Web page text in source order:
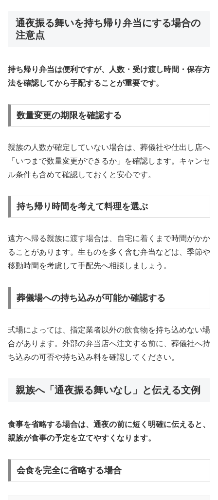
通夜振る舞いを持ち帰り弁当にする場合の
注意点
持ち帰り弁当は便利ですが、人数・受け渡し時間・保存方
法を確認してから手配することが重要です。
数量変更の期限を確認する
親族の人数が確定していない場合は、葬儀社や仕出し店へ
「いつまで数量変更ができるか」を確認します。キャンセ
ル条件も含めて確認しておくと安心です。
持ち帰り時間を考えて料理を選ぶ
遠方へ帰る親族に渡す場合は、自宅に着くまで時間がかか
ることがあります。生ものを多く含む弁当などは、季節や
移動時間を考慮して手配先へ相談しましょう。
葬儀場への持ち込みが可能か確認する
式場によっては、指定業者以外の飲食物を持ち込めない場
合があります。外部の弁当店へ注文する前に、葬儀社へ持
ち込みの可否や持ち込み料を確認してください。
親族へ「通夜振る舞いなし」と伝える文例
食事を省略する場合は、通夜の前に短く明確に伝えると、
親族が食事の予定を立てやすくなります。
会食を完全に省略する場合